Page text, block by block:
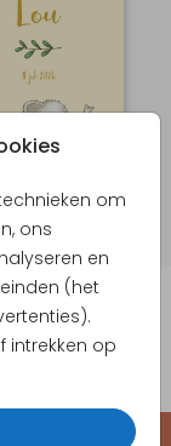
om
ons
en
(het
intrekken op